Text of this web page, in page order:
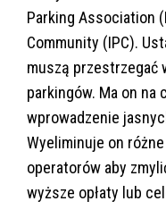
Parking Association
Community (IPC).
muszą przestrzegać
parkingów. Ma on
wprowadzenie
Wyeliminuje on
operatorów aby
wyższe opłaty lub